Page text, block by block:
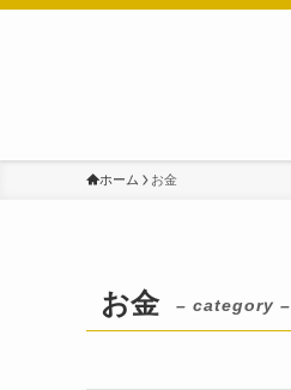
ホーム お金
お金 – category –